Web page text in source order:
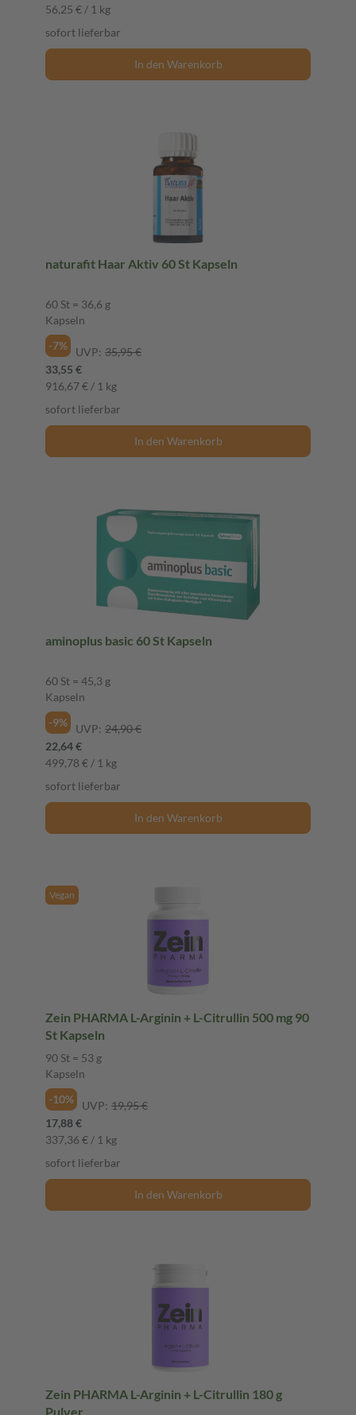
56,25 € / 1 kg
sofort lieferbar
In den Warenkorb
naturafit Haar Aktiv 60 St Kapseln
60 St = 36,6 g
Kapseln
-7%
UVP: 35,95 €
33,55 €
916,67 € / 1 kg
sofort lieferbar
In den Warenkorb
aminoplus basic 60 St Kapseln
60 St = 45,3 g
Kapseln
-9%
UVP: 24,90 €
22,64 €
499,78 € / 1 kg
sofort lieferbar
In den Warenkorb
Vegan
Zein PHARMA L-Arginin + L-Citrullin 500 mg 90
St Kapseln
90 St = 53 g
Kapseln
-10%
UVP: 19,95 €
17,88 €
337,36 € / 1 kg
sofort lieferbar
In den Warenkorb
Zein PHARMA L-Arginin + L-Citrullin 180 g
Pulver